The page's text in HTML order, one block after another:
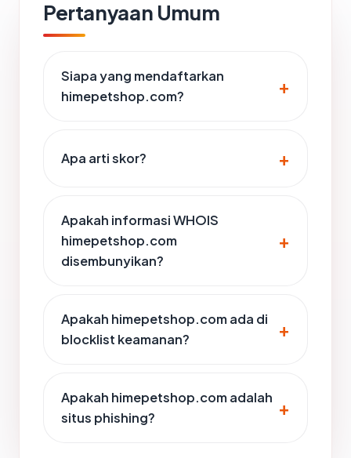
Pertanyaan Umum
Siapa yang mendaftarkan
himepetshop.com?
Apa arti skor?
Apakah informasi WHOIS
himepetshop.com
disembunyikan?
Apakah himepetshop.com ada di
blocklist keamanan?
Apakah himepetshop.com adalah
situs phishing?